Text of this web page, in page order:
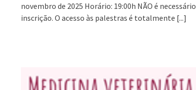
novembro de 2025 Horário: 19:00h NÃO é necessário
inscrição. O acesso às palestras é totalmente [...]